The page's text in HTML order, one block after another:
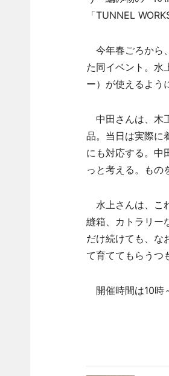
「TUNNEL
今年春ごろから
た同イベント。水
ー）が使えるよう
中田さんは、木
品。当日は実際に
にも対応する。中
っと考える。もの
水上さんは、こ
縫箱、カトラリー
だけ続けても、な
て育ててもらうつ
開催時間は10時